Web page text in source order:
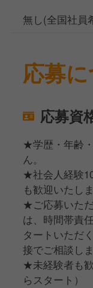
無し(全国社員
応募
応募資
★学歴・年齢
ん。
★社会人経験
も歓迎いたしま
★ご応募いた
は、時間帯責
タートいただ
接でご相談し
★未経験者も
らスタート）